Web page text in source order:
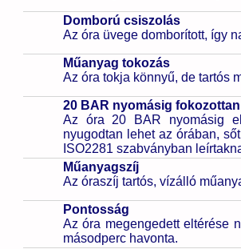
Domború csiszolás
Az óra üvege domborított, így
Műanyag tokozás
Az óra tokja könnyű, de tartós
20 BAR nyomásig
Az óra 20 BAR nyomásig
nyugodtan lehet az órában,
ISO2281 szabványban
Műanyagszíj
Az óraszíj tartós, vízálló
Pontosság
Az óra megengedett eltérése
másodperc havonta.